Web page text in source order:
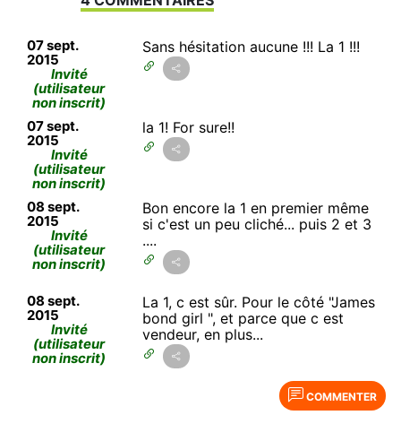
07 sept.
2015
Invité
(utilisateur
non inscrit)
Sans hésitation aucune !!! La 1 !!!
07 sept.
2015
Invité
(utilisateur
non inscrit)
la 1! For sure!!
08 sept.
2015
Invité
(utilisateur
non inscrit)
Bon encore la 1 en premier même
si c'est un peu cliché... puis 2 et 3
....
08 sept.
2015
Invité
(utilisateur
non inscrit)
La 1, c est sûr. Pour le côté "James
bond girl ", et parce que c est
vendeur, en plus...
COMMENTER